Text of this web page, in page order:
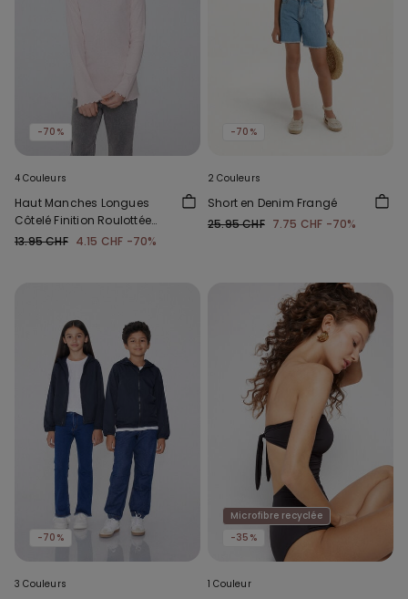
-70%
4 Couleurs
Haut Manches Longues
Côtelé Finition Roulottée
Col Rond Fille
13.95 CHF 4.15 CHF -70%
-70%
2 Couleurs
Short en Denim Frangé
25.95 CHF 7.75 CHF -70%
-70%
3 Couleurs
Microfibre recyclée
-35%
1 Couleur